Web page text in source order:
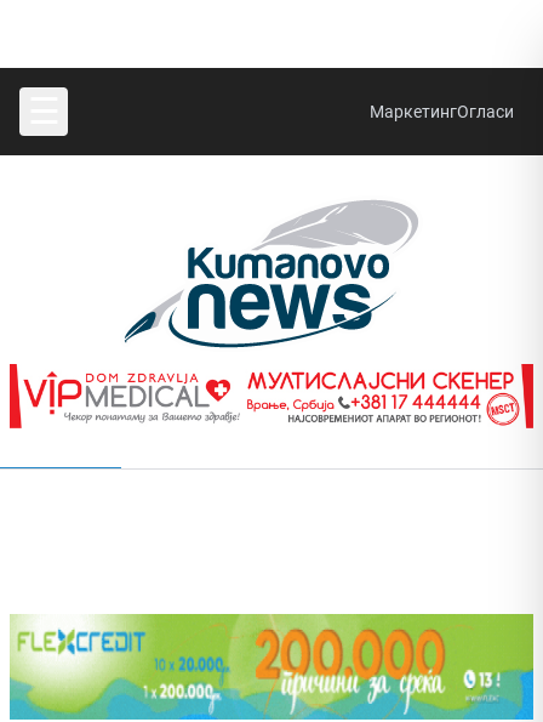
МаркетингОгласи